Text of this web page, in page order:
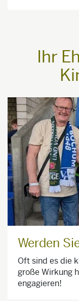
Ihr
Werden
Oft sind es die
große Wirkung
engagieren!